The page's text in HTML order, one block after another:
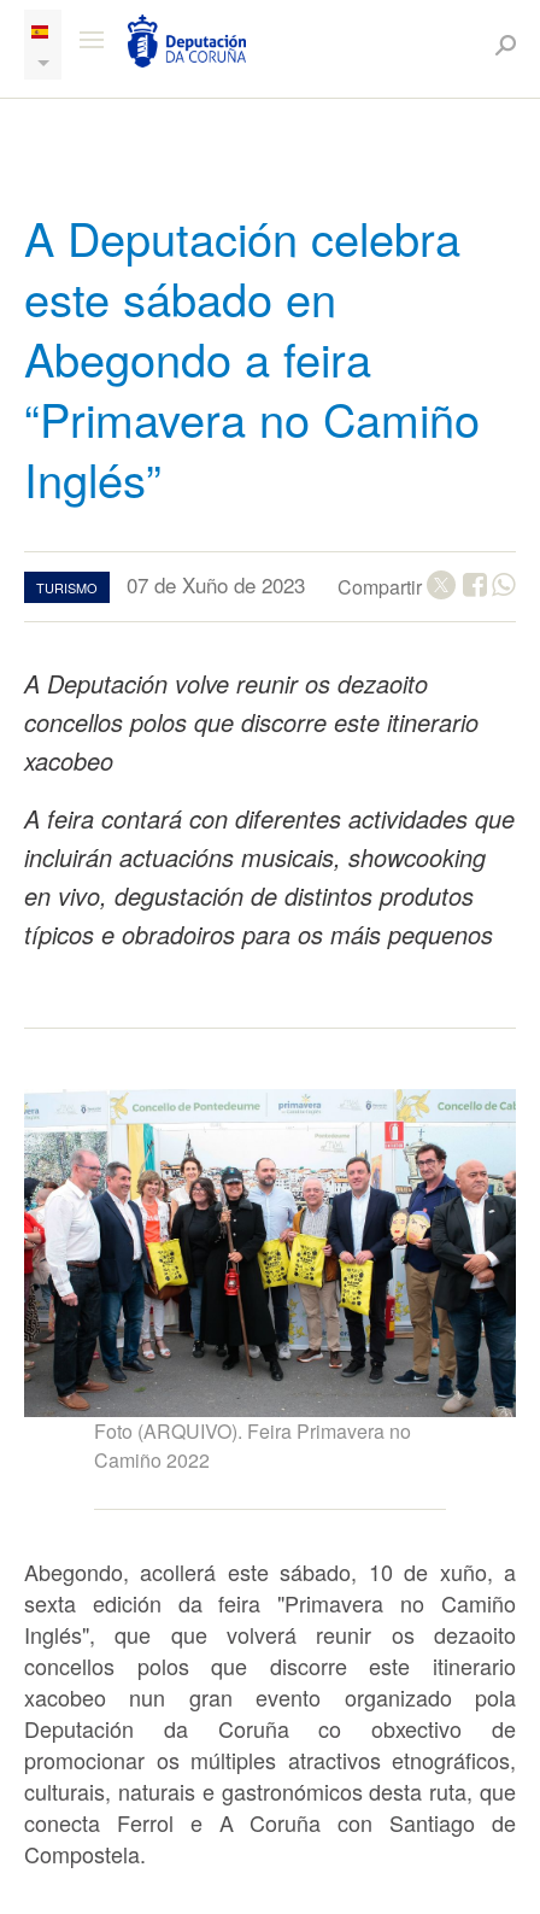
A Deputación celebra
este sábado en
Abegondo a feira
“Primavera no Camiño
Inglés”
TURISMO 07 de Xuño de 2023 Compartir
A Deputación volve reunir os dezaoito
concellos polos que discorre este itinerario
xacobeo
A feira contará con diferentes actividades que
incluirán actuacións musicais, showcooking
en vivo, degustación de distintos produtos
típicos e obradoiros para os máis pequenos
Foto (ARQUIVO). Feira Primavera no
Camiño 2022
Abegondo, acollerá este sábado, 10 de xuño, a
sexta edición da feira "Primavera no Camiño
Inglés", que que volverá reunir os dezaoito
concellos polos que discorre este itinerario
xacobeo nun gran evento organizado pola
Deputación da Coruña co obxectivo de
promocionar os múltiples atractivos etnográficos,
culturais, naturais e gastronómicos desta ruta, que
conecta Ferrol e A Coruña con Santiago de
Compostela.